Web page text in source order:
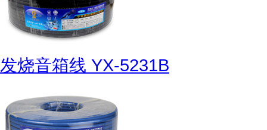
发烧音箱线 YX-5231B